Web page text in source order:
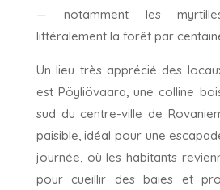
— notamment les
littéralement la forêt par
Un lieu très apprécié des
est Pöyliövaara, une colline
sud du centre-ville de
paisible, idéal pour une
journée, où les habitants
pour cueillir des baies et